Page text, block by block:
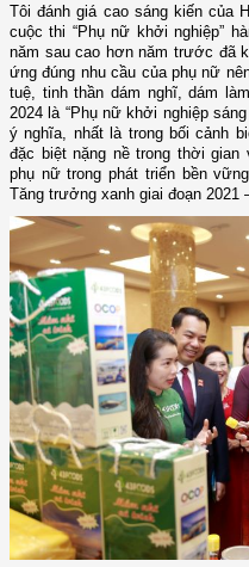
Tôi đánh giá cao sáng kiến của
cuộc thi “Phụ nữ khởi nghiệp”
năm sau cao hơn năm trước đã
ứng đúng nhu cầu của phụ nữ
tuệ, tinh thần dám nghĩ, dám
2024 là “Phụ nữ khởi nghiệp
ý nghĩa, nhất là trong bối cảnh
đặc biệt nặng nề trong thời
phụ nữ trong phát triển bền
Tăng trưởng xanh giai đoạn 2021